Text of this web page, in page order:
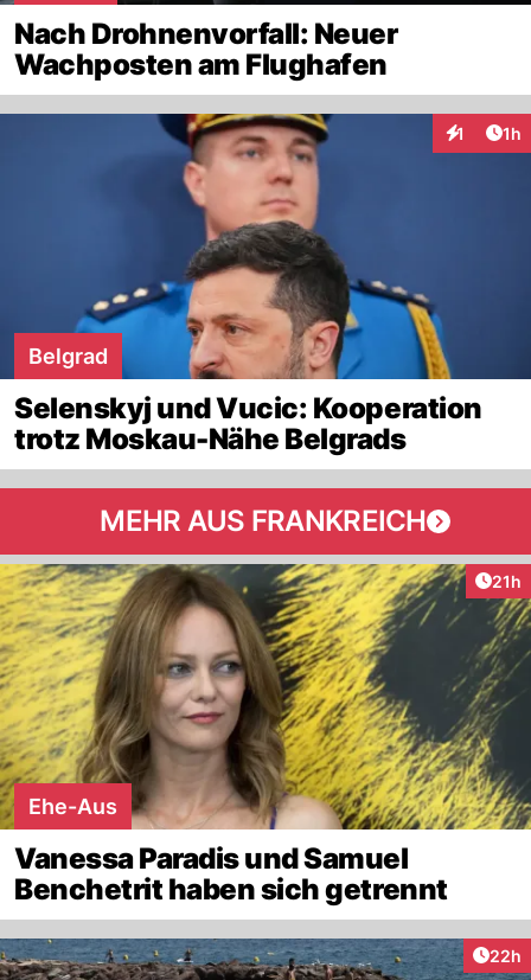
Nach Drohnenvorfall: Neuer
Wachposten am Flughafen
1 1h
Belgrad
Selenskyj und Vucic: Kooperation
trotz Moskau-Nähe Belgrads
MEHR AUS FRANKREICH
21h
Ehe-Aus
Vanessa Paradis und Samuel
Benchetrit haben sich getrennt
22h